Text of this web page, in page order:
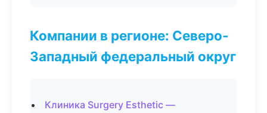
Компании в регионе: Северо-
Западный федеральный округ
Клиника Surgery Esthetic —